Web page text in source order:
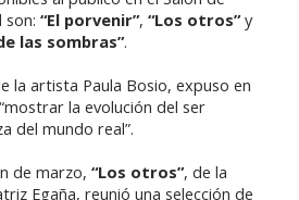
son: “El porvenir”, “Los otros”y
las sombras”.
la artista Paula Bosio, expuso en
la evolución del ser
del mundo real”.
de marzo, “Los otros”, de la
Egaña, reunió una selección de